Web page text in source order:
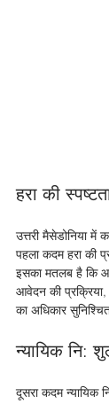
हरा की
उत्तरी मैसेडोनिया में
पहला कदम हरा की
इसका मतलब है कि
आवेदन की
का अधिकार
न्यायिक नि:
दूसरा कदम न्यायिक